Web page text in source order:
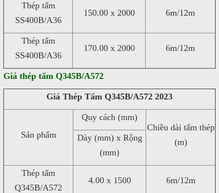
Thép tấm
SS400B/A36
150.00 x 2000 6m/12m
Thép tấm
SS400B/A36
170.00 x 2000 6m/12m
Giá thép tấm Q345B/A572
Giá Thép Tấm Q345B/A572 2023
Sản phẩm
Quy cách (mm)
Chiều dài tấm thép
(m)
Dày (mm) x Rộng
(mm)
Thép tấm
Q345B/A572
4.00 x 1500 6m/12m